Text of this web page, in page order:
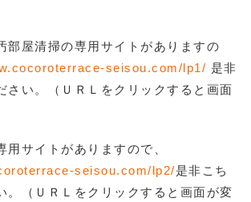
部屋清掃の専用サイトがありますの
seisou.com/lp1/ 是非
さい。（ＵＲＬをクリックすると画面
用サイトがありますので、
seisou.com/lp2/是非こち
。（ＵＲＬをクリックすると画面が変